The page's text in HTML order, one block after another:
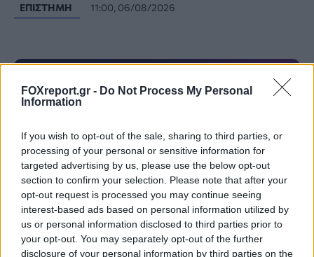
FOXreport.gr - Do Not Process My Personal
Information
If you wish to opt-out of the sale, sharing to third parties, or
processing of your personal or sensitive information for
targeted advertising by us, please use the below opt-out
section to confirm your selection. Please note that after your
opt-out request is processed you may continue seeing
interest-based ads based on personal information utilized by
us or personal information disclosed to third parties prior to
your opt-out. You may separately opt-out of the further
disclosure of your personal information by third parties on the
ΕΠΙΣΤΉΜΗ 11:00, 06/08/2026